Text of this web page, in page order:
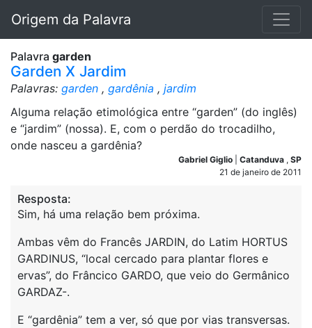
Origem da Palavra
Palavra garden
Garden X Jardim
Palavras: garden , gardênia , jardim
Alguma relação etimológica entre “garden” (do inglês)
e “jardim” (nossa). E, com o perdão do trocadilho,
onde nasceu a gardênia?
Gabriel Giglio Catanduva , SP
21 de janeiro de 2011
Resposta:
Sim, há uma relação bem próxima.
Ambas vêm do Francês JARDIN, do Latim HORTUS
GARDINUS, “local cercado para plantar flores e
ervas”, do Frâncico GARDO, que veio do Germânico
GARDAZ-.
E “gardênia” tem a ver, só que por vias transversas.